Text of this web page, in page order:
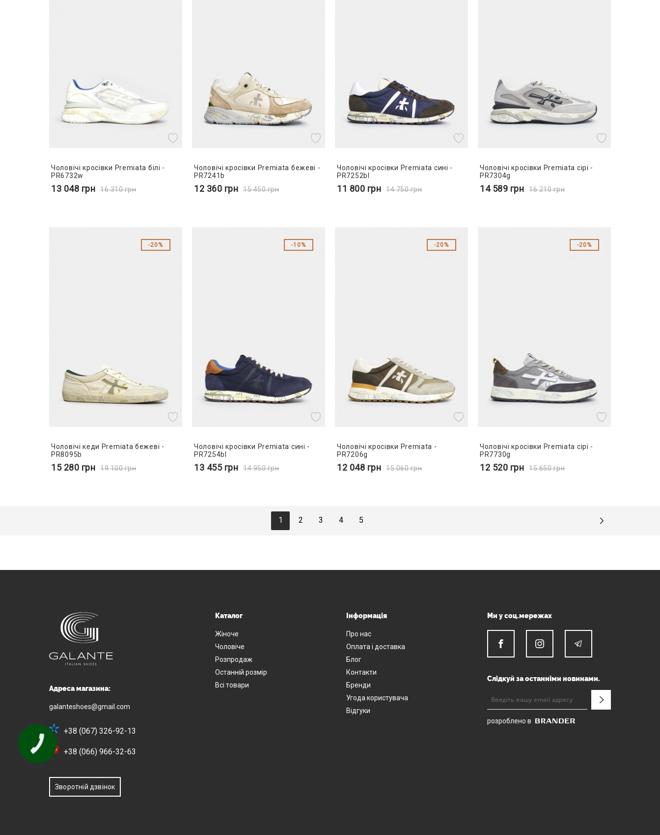
Чоловічі кросівки Premiata білі -
PR6732w
13 048 грн 16 310грн
Чоловічі кросівки Premiata бежеві -
PR7241b
12 360 грн 15 450грн
Чоловічі кросівки Premiata сині -
PR7252bl
11 800 грн 14 750грн
Чоловічі кросівки Premiata сірі -
PR7304g
14 589 грн 16 210грн
20%
Чоловічі кеди Premiata бежеві -
PR8095b
15 280 грн 19 100грн
10%
Чоловічі кросівки Premiata сині -
PR7254bl
13 455 грн 14 950грн
20%
Чоловічі кросівки Premiata -
PR7206g
12 048 грн 15 060грн
20%
Чоловічі кросівки Premiata сірі -
PR7730g
12 520 грн 15 650грн
1 2 3 4 5
Адреса магазина:
galanteshoes@gmail.com
+38 (067) 326-92-13
+38 (066) 966-32-63
Зворотній дзвінок
Каталог
Жіноче
Чоловіче
Розпродаж
Останній розмір
Всі товари
Інформація
Про нас
Оплата і доставка
Блог
Контакти
Бренди
Угода користувача
Відгуки
Ми у соц.мережах
Слідкуй за останніми новинами.
розроблено в